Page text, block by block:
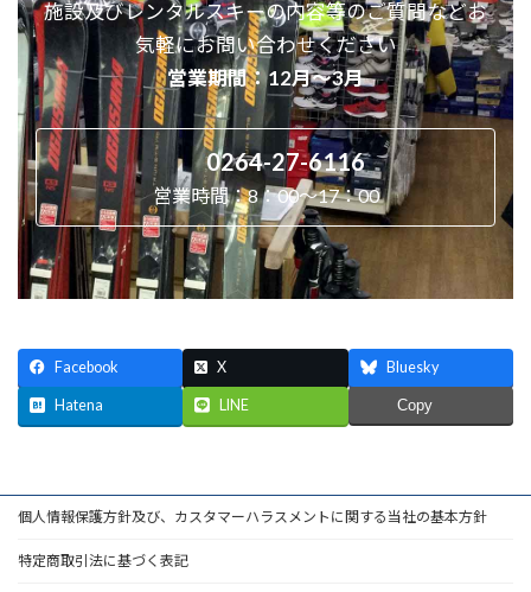
施設及びレンタルスキーの内容等のご質問などお
気軽にお問い合わせください
営業期間：12月～3月
0264-27-6116
営業時間：8：00～17：00
Facebook X Bluesky
Hatena LINE Copy
個人情報保護方針及び、カスタマーハラスメントに関する当社の基本方針
特定商取引法に基づく表記